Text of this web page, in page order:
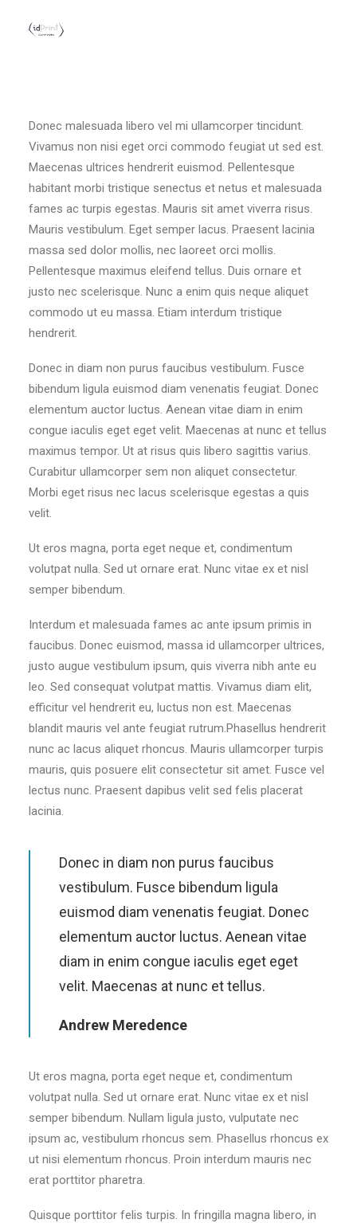
Donec malesuada libero vel mi ullamcorper tincidunt.
Vivamus non nisi eget orci commodo feugiat ut sed est.
Maecenas ultrices hendrerit euismod. Pellentesque
habitant morbi tristique senectus et netus et malesuada
fames ac turpis egestas. Mauris sit amet viverra risus.
Mauris vestibulum. Eget semper lacus. Praesent lacinia
massa sed dolor mollis, nec laoreet orci mollis.
Pellentesque maximus eleifend tellus. Duis ornare et
justo nec scelerisque. Nunc a enim quis neque aliquet
commodo ut eu massa. Etiam interdum tristique
hendrerit.
Donec in diam non purus faucibus vestibulum. Fusce
bibendum ligula euismod diam venenatis feugiat. Donec
elementum auctor luctus. Aenean vitae diam in enim
congue iaculis eget eget velit. Maecenas at nunc et tellus
maximus tempor. Ut at risus quis libero sagittis varius.
Curabitur ullamcorper sem non aliquet consectetur.
Morbi eget risus nec lacus scelerisque egestas a quis
velit.
Ut eros magna, porta eget neque et, condimentum
volutpat nulla. Sed ut ornare erat. Nunc vitae ex et nisl
semper bibendum.
Interdum et malesuada fames ac ante ipsum primis in
faucibus. Donec euismod, massa id ullamcorper ultrices,
justo augue vestibulum ipsum, quis viverra nibh ante eu
leo. Sed consequat volutpat mattis. Vivamus diam elit,
efficitur vel hendrerit eu, luctus non est. Maecenas
blandit mauris vel ante feugiat rutrum.Phasellus hendrerit
nunc ac lacus aliquet rhoncus. Mauris ullamcorper turpis
mauris, quis posuere elit consectetur sit amet. Fusce vel
lectus nunc. Praesent dapibus velit sed felis placerat
lacinia.
Donec in diam non purus faucibus
vestibulum. Fusce bibendum ligula
euismod diam venenatis feugiat. Donec
elementum auctor luctus. Aenean vitae
diam in enim congue iaculis eget eget
velit. Maecenas at nunc et tellus.
Andrew Meredence
Ut eros magna, porta eget neque et, condimentum
volutpat nulla. Sed ut ornare erat. Nunc vitae ex et nisl
semper bibendum. Nullam ligula justo, vulputate nec
ipsum ac, vestibulum rhoncus sem. Phasellus rhoncus ex
ut nisi elementum rhoncus. Proin interdum mauris nec
erat porttitor pharetra.
Quisque porttitor felis turpis. In fringilla magna libero, in